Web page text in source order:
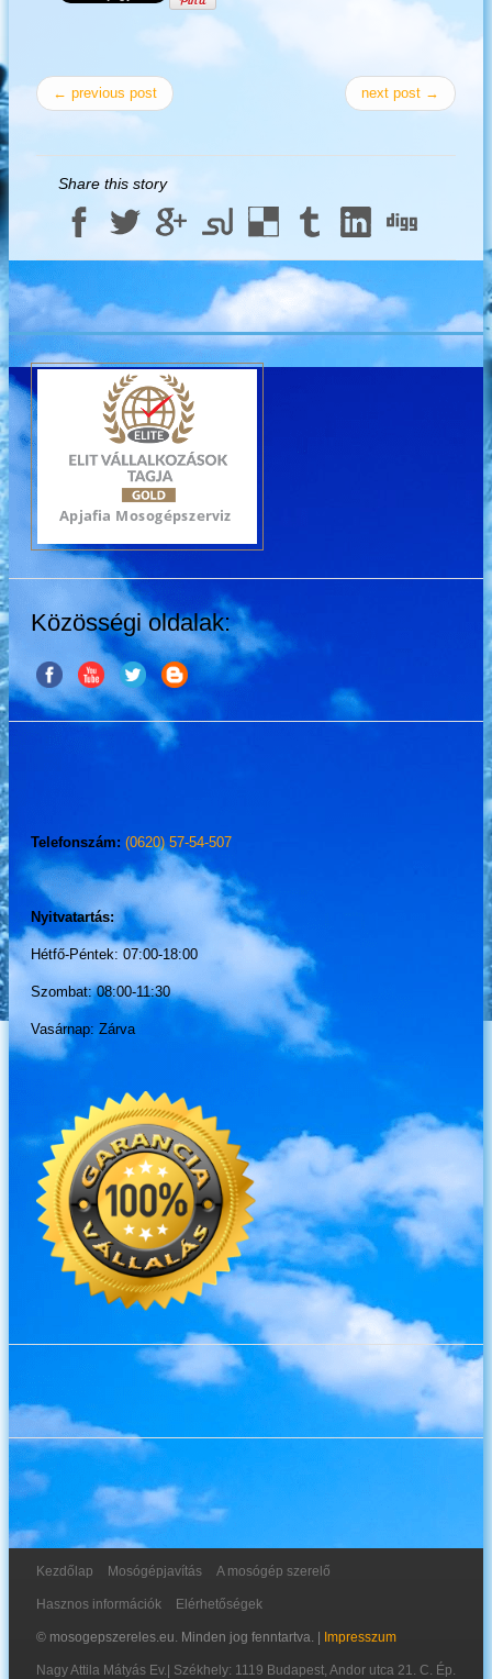
← previous post next post →
Share this story
Közösségi oldalak:
Telefonszám: (0620) 57-54-507
Nyitvatartás:
Hétfő-Péntek: 07:00-18:00
Szombat: 08:00-11:30
Vasárnap: Zárva
Kezdőlap Mosógépjavítás A mosógép szerelő
Hasznos információk Elérhetőségek
© mosogepszereles.eu. Minden jog fenntartva. | Impresszum
Nagy Attila Mátyás Ev. Székhely: 1119 Budapest, Andor utca 21. C. Ép.